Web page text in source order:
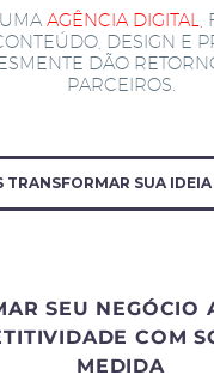
AGÊNCIA DIGITAL
DESIGN E
DÃO
PARCEIROS.
TRANSFORMAR SUA
SEU NEGÓCIO
COM
MEDIDA